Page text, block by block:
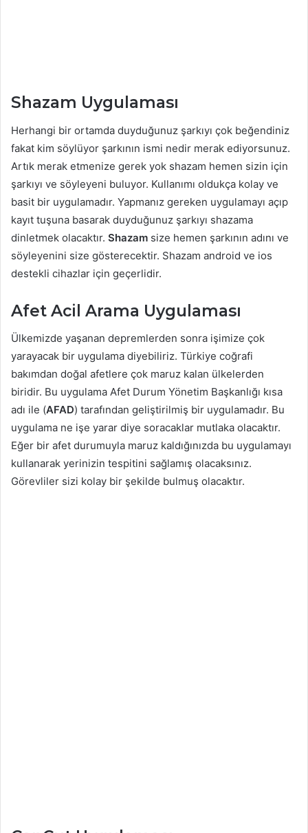
Shazam Uygulaması
Herhangi bir ortamda duyduğunuz şarkıyı çok beğendiniz
fakat kim söylüyor şarkının ismi nedir merak ediyorsunuz.
Artık merak etmenize gerek yok shazam hemen sizin için
şarkıyı ve söyleyeni buluyor. Kullanımı oldukça kolay ve
basit bir uygulamadır. Yapmanız gereken uygulamayı açıp
kayıt tuşuna basarak duyduğunuz şarkıyı shazama
dinletmek olacaktır. Shazam size hemen şarkının adını ve
söyleyenini size gösterecektir. Shazam android ve ios
destekli cihazlar için geçerlidir.
Afet Acil Arama Uygulaması
Ülkemizde yaşanan depremlerden sonra işimize çok
yarayacak bir uygulama diyebiliriz. Türkiye coğrafi
bakımdan doğal afetlere çok maruz kalan ülkelerden
biridir. Bu uygulama Afet Durum Yönetim Başkanlığı kısa
adı ile (AFAD) tarafından geliştirilmiş bir uygulamadır. Bu
uygulama ne işe yarar diye soracaklar mutlaka olacaktır.
Eğer bir afet durumuyla maruz kaldığınızda bu uygulamayı
kullanarak yerinizin tespitini sağlamış olacaksınız.
Görevliler sizi kolay bir şekilde bulmuş olacaktır.